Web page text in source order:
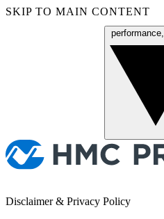
SKIP TO MAIN CONTENT
Disclaimer & Privacy Policy